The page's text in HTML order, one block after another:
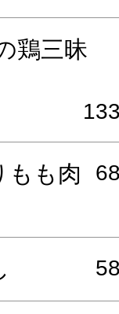
の品揃
でもあ
ルゲリ
インに
飲み放
鶏三昧
もも肉